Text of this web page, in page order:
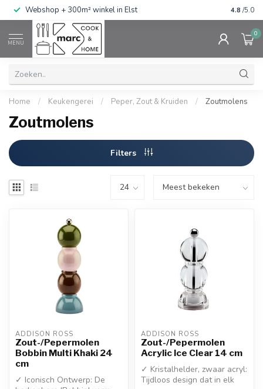
Webshop + 300m² winkel in Elst Gratis
4.8 /5.0
MENU
0
Home / Keukengerei / Peper, Zout & Kruiden / Zoutmolens
Zoutmolens
Filters
ADDISON ROSS
Zout-/Pepermolen
Bobbin Multi Khaki 24
cm
✓ Iconisch Ontwerp: De
ADDISON ROSS
Zout-/Pepermolen
Acrylic Ice Clear 14 cm
✓ Kristalhelder, zwaar acryl:
Tijdloos design dat in elk